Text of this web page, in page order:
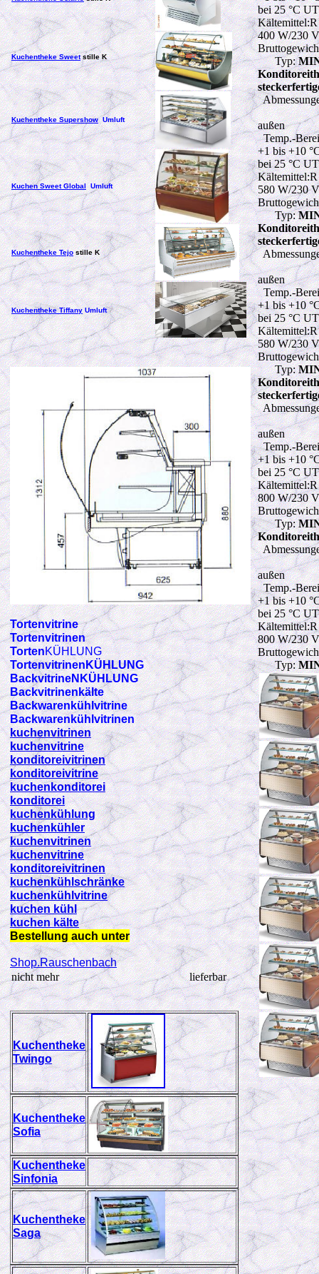
Kuchentheke Sweet stille K
Kuchentheke Supershow Umluft
Kuchen Sweet Global Umluft
Kuchentheke Tejo stille K
Kuchentheke Tiffany Umluft
Tortenvitrine
Tortenvitrinen
TortenKÜHLUNG
TortenvitrinenKÜHLUNG
BackvitrineNKÜHLUNG
Backvitrinenkälte
Backwarenkühlvitrine
Backwarenkühlvitrinen
kuchenvitrinen
kuchenvitrine
konditoreivitrinen
konditoreivitrine
kuchenkonditorei
konditorei
kuchenkühlung
kuchenkühler
kuchenvitrinen
kuchenvitrine
konditoreivitrinen
kuchenkühlschränke
kuchenkühlvitrine
kuchen kühl
kuchen kälte
Bestellung auch unter
Shop.Rauschenbach
nicht mehr lieferbar
Kuchentheke
Twingo
Kuchentheke
Sofia
Kuchentheke
Sinfonia
Kuchentheke
Saga
bei 25 °C
400 W/230 V
Typ:
außen
Temp.-
+1 bis +10
bei 25 °C
580 W/230 V
Typ:
außen
Temp.-
+1 bis +10
bei 25 °C
580 W/230 V
Typ:
außen
Temp.-
+1 bis +10
bei 25 °C
800 W/230 V
Typ:
außen
Temp.-
+1 bis +10
bei 25 °C
800 W/230 V
Typ: